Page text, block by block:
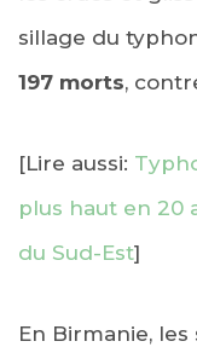
sillage du
197 morts,
[Lire aussi:
plus haut en 20
du Sud-Est]
En Birmanie,